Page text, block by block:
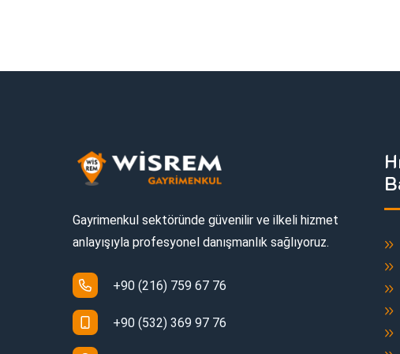
Gayrimenkul sektöründe güvenilir ve ilkeli hizmet
anlayışıyla profesyonel danışmanlık sağlıyoruz.
+90 (216) 759 67 76
+90 (532) 369 97 76